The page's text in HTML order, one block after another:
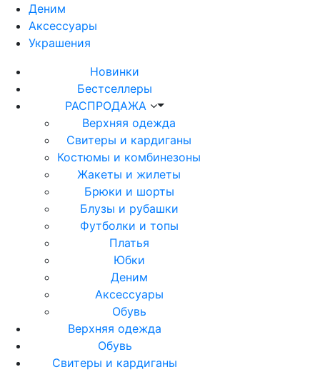
Деним
Аксессуары
Украшения
Новинки
Бестселлеры
РАСПРОДАЖА
Верхняя одежда
Свитеры и кардиганы
Костюмы и комбинезоны
Жакеты и жилеты
Брюки и шорты
Блузы и рубашки
Футболки и топы
Платья
Юбки
Деним
Аксессуары
Обувь
Верхняя одежда
Обувь
Свитеры и кардиганы